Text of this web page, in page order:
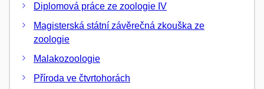
Diplomová práce ze zoologie IV
Magisterská státní závěrečná zkouška ze
zoologie
Malakozoologie
Příroda ve čtvrtohorách